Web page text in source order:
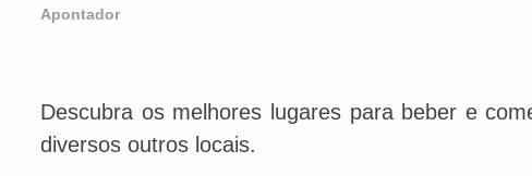
Apontador
Descubra os melhores lugares para beber e
diversos outros locais.